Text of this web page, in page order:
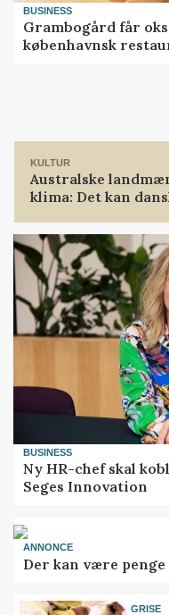
BUSINESS
Grambogård får
københavnsk
KULTUR
Australske
klima: Det kan
BUSINESS
Ny HR-chef skal
Seges Innovation
ANNONCE
Der kan være
GRISE